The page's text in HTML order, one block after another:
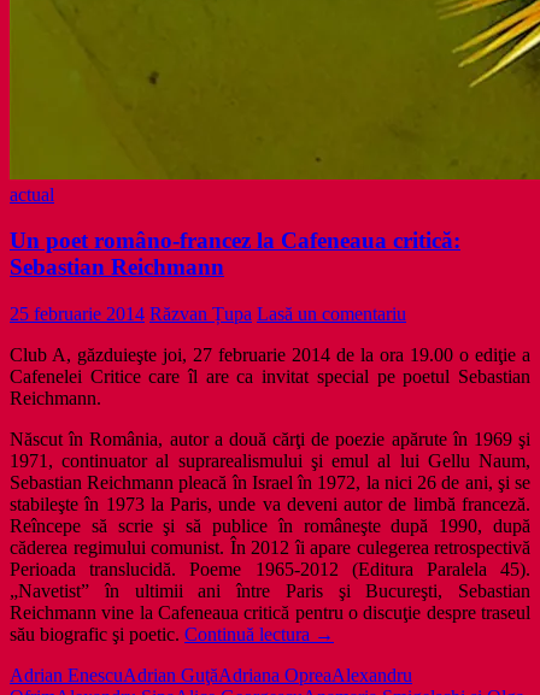
actual
Un poet româno-francez la Cafeneaua critică:
Sebastian Reichmann
25 februarie 2014 Răzvan Țupa Lasă un comentariu
Club A, găzduieşte joi, 27 februarie 2014 de la ora 19.00 o ediţie a
Cafenelei Critice care îl are ca invitat special pe poetul Sebastian
Reichmann.
Născut în România, autor a două cărţi de poezie apărute în 1969 şi
1971, continuator al suprarealismului şi emul al lui Gellu Naum,
Sebastian Reichmann pleacă în Israel în 1972, la nici 26 de ani, şi se
stabileşte în 1973 la Paris, unde va deveni autor de limbă franceză.
Reîncepe să scrie şi să publice în româneşte după 1990, după
căderea regimului comunist. În 2012 îi apare culegerea retrospectivă
Perioada translucidă. Poeme 1965-2012 (Editura Paralela 45).
„Navetist” în ultimii ani între Paris şi Bucureşti, Sebastian
Reichmann vine la Cafeneaua critică pentru o discuţie despre traseul
său biografic şi poetic. Continuă lectura Un
româno-
→
Adrian EnescuAdrian GuţăAdriana OpreaAlexandru